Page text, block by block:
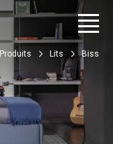
Produits Lits Biss